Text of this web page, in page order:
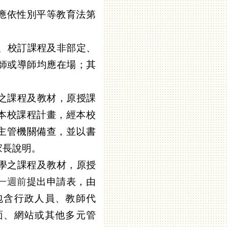
依性別平等教育法第
訂課程及非部定、
或導師均應在場；其
課程及教材，原授課
校課程計畫，經本校
管機關備查，並以書
說明。
之課程及教材，原授
週前提出申請表，由
行政人員、教師代
網站或其他多元管